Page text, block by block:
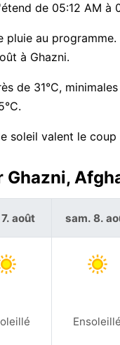
de 05:12 AM
au
à Ghazni.
de 31°C,
soleil valent le
Ghazni,
août sam. 8.
Ensoleillé